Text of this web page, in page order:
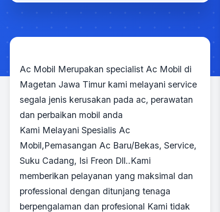
Ac Mobil Merupakan specialist Ac Mobil di
Magetan Jawa Timur kami melayani service
segala jenis kerusakan pada ac, perawatan
dan perbaikan mobil anda
Kami Melayani Spesialis Ac
Mobil,Pemasangan Ac Baru/Bekas, Service,
Suku Cadang, Isi Freon Dll..Kami
memberikan pelayanan yang maksimal dan
professional dengan ditunjang tenaga
berpengalaman dan profesional Kami tidak